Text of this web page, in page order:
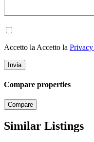
Accetto la Accetto la
Compare properties
Compare
Similar Listings